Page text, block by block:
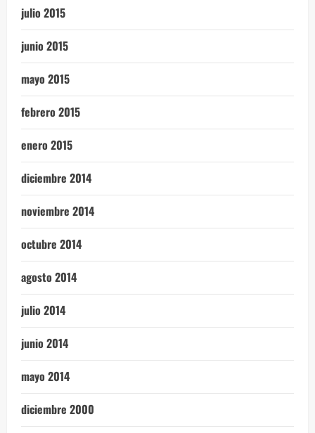
julio 2015
junio 2015
mayo 2015
febrero 2015
enero 2015
diciembre 2014
noviembre 2014
octubre 2014
agosto 2014
julio 2014
junio 2014
mayo 2014
diciembre 2000